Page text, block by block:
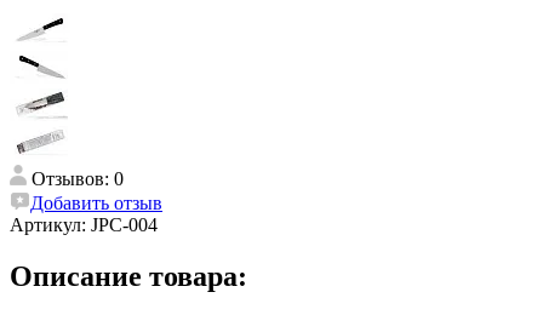
Отзывов: 0
Добавить отзыв
Артикул: JPC-004
Описание товара: